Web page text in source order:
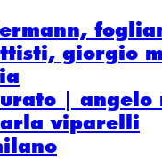
giorgio
| angelo
viparelli